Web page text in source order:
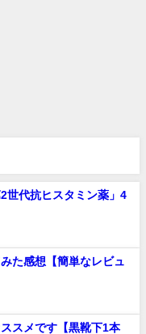
世代抗ヒスタミン薬」4
た感想【簡単なレビュ
スメです【黒靴下1本